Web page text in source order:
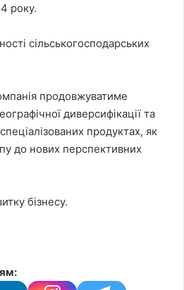
року.
сільськогосподарських
продовжуватиме
диверсифікації та
продуктах, як
до нових перспективних
бізнесу.